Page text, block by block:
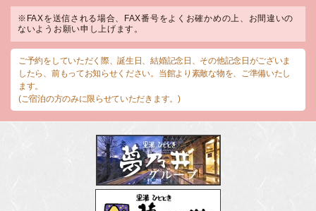
※FAXを送信される場合、FAX番号をよくお確かめの上、お間違いの
ないようお願い申し上げます。
ご予約をしていただく際、誕生日、結婚記念日、その他記念日がございま
したら、前もってお知らせください。当館より素敵な物を、ご準備いたし
ます。
(ご宿泊の方のみに限らせていただきます。)